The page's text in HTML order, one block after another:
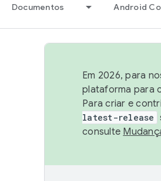
Documentos Android
Em 2026, para
plataforma para
Para criar e
latest-release
consulte